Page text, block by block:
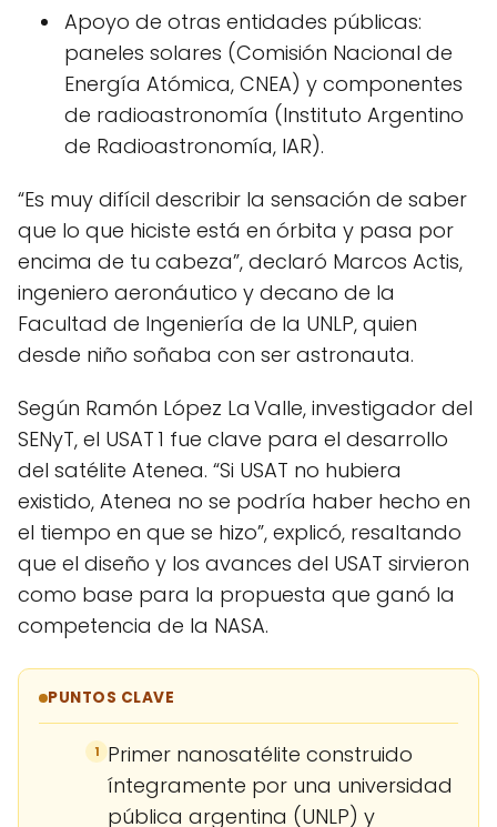
Apoyo de otras entidades públicas:
paneles solares (Comisión Nacional de
Energía Atómica, CNEA) y componentes
de radioastronomía (Instituto Argentino
de Radioastronomía, IAR).
“Es muy difícil describir la sensación de saber
que lo que hiciste está en órbita y pasa por
encima de tu cabeza”, declaró Marcos Actis,
ingeniero aeronáutico y decano de la
Facultad de Ingeniería de la UNLP, quien
desde niño soñaba con ser astronauta.
Según Ramón López La Valle, investigador del
SENyT, el USAT 1 fue clave para el desarrollo
del satélite Atenea. “Si USAT no hubiera
existido, Atenea no se podría haber hecho en
el tiempo en que se hizo”, explicó, resaltando
que el diseño y los avances del USAT sirvieron
como base para la propuesta que ganó la
competencia de la NASA.
PUNTOS CLAVE
1 Primer nanosatélite construido
íntegramente por una universidad
pública argentina (UNLP) y